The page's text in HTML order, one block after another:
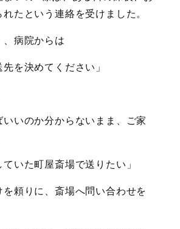
たという連絡を受けました。
、病院からは
先を決めてください」
いのか分からないまま、ご家
ていた町屋斎場で送りたい」
を頼りに、斎場へ問い合わせを